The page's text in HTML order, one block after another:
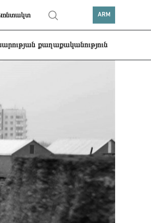
ARM
քաղաքականություն